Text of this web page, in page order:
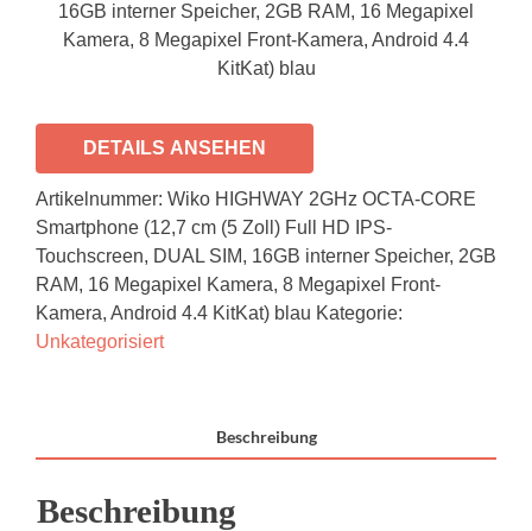
16GB interner Speicher, 2GB RAM, 16 Megapixel
Kamera, 8 Megapixel Front-Kamera, Android 4.4
KitKat) blau
DETAILS ANSEHEN
Artikelnummer: Wiko HIGHWAY 2GHz OCTA-CORE
Smartphone (12,7 cm (5 Zoll) Full HD IPS-
Touchscreen, DUAL SIM, 16GB interner Speicher, 2GB
RAM, 16 Megapixel Kamera, 8 Megapixel Front-
Kamera, Android 4.4 KitKat) blau Kategorie:
Unkategorisiert
Beschreibung
Beschreibung